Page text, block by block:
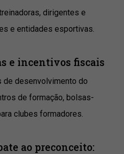
dirigentes e
e entidades esportivas.
e incentivos fiscais
de desenvolvimento do
de formação, bolsas-
clubes formadores.
ao preconceito: